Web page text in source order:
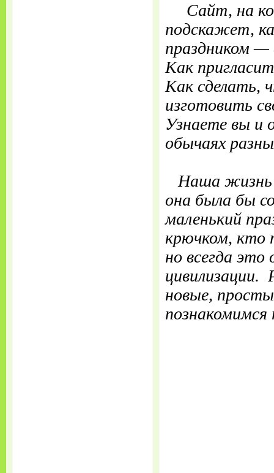
Сайт, на
подскажет,
праздником
Как
Как сделать,
изготовить
Узнаете вы и
обычаях
Наша жизнь
она была бы
маленький
крючком, кто
но всегда это
новые,